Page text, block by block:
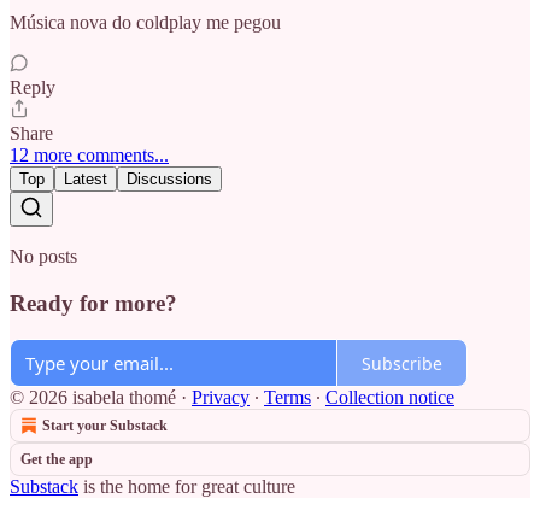
Música nova do coldplay me pegou
Reply
Share
12 more comments...
Top Latest Discussions
No posts
Ready for more?
Subscribe
© 2026 isabela thomé · Privacy ∙ Terms ∙ Collection notice
Start your Substack
Get the app
Substack is the home for great culture